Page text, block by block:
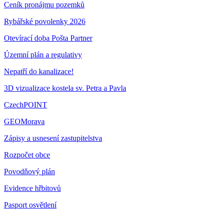
Ceník pronájmu pozemků
Rybářské povolenky 2026
Otevírací doba Pošta Partner
Územní plán a regulativy
Nepatří do kanalizace!
3D vizualizace kostela sv. Petra a Pavla
CzechPOINT
GEOMorava
Zápisy a usnesení zastupitelstva
Rozpočet obce
Povodňový plán
Evidence hřbitovů
Pasport osvětlení